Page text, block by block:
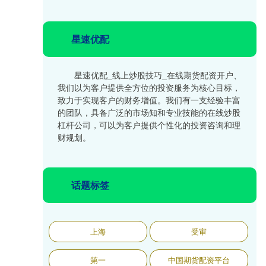
星速优配
星速优配_线上炒股技巧_在线期货配资开户、
我们以为客户提供全方位的投资服务为核心目标，
致力于实现客户的财务增值。我们有一支经验丰富
的团队，具备广泛的市场知和专业技能的在线炒股
杠杆公司，可以为客户提供个性化的投资咨询和理
财规划。
话题标签
上海 受审
第一 中国期货配资平台